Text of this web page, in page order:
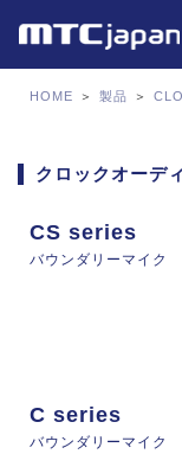
HOME ＞ 製品 ＞
クロックオーデ
CS series
バウンダリーマイク
C series
バウンダリーマイク